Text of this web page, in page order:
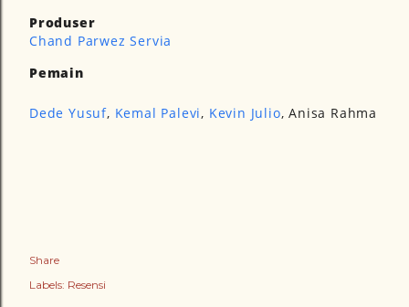
Produser
Chand Parwez Servia
Pemain
Dede Yusuf, Kemal Palevi, Kevin Julio, Anisa Rahma
Share
Labels: Resensi